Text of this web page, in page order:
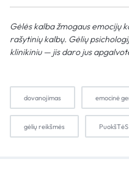
Gėlės kalba žmogaus emocijų
rašytinių kalbų. Gėlių
klinikiniu — jis daro jus
dovanojimas emocinė
gėlių reikšmės PuokšTėS